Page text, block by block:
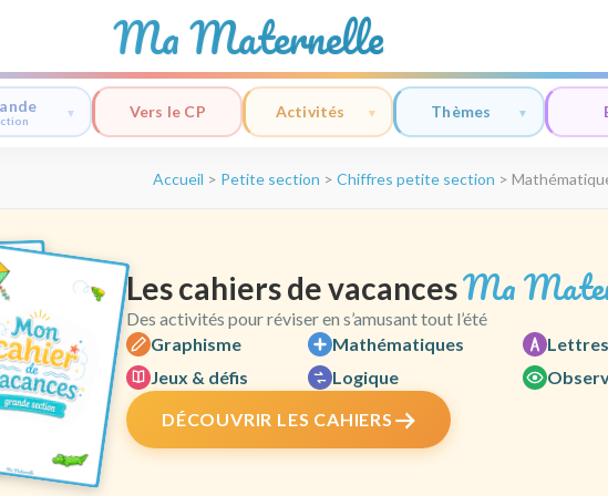
Ma Maternelle
Vers le CP Activités Thèmes
Accueil > Petite section > Chiffres petite section >
Les cahiers de vacancesMa
Des activités pour réviser en s’amusant tout l’été
Graphisme
Mathématiques
Lettres
Jeux & défis
Logique
DÉCOUVRIR LES CAHIERS